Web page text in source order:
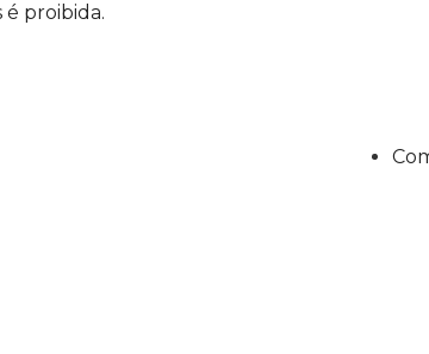
proibida.